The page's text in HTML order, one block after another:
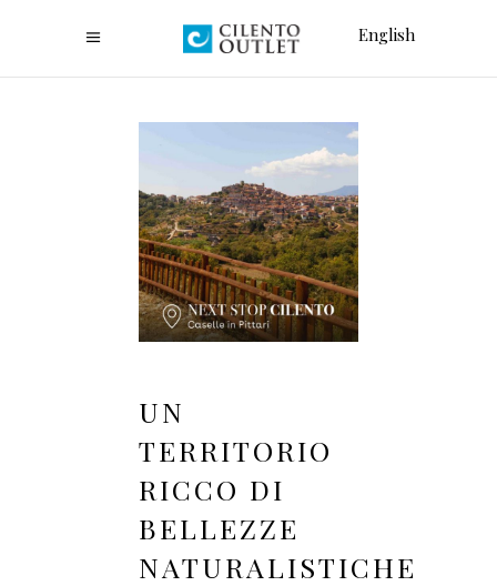
English
UN
TERRITORIO
RICCO DI
BELLEZZE
NATURALISTICHE